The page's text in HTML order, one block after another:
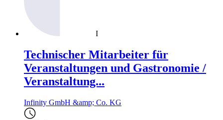
I
Technischer Mitarbeiter für
Veranstaltungen und Gastronomie /
Veranstaltung...
Infinity GmbH &amp; Co. KG